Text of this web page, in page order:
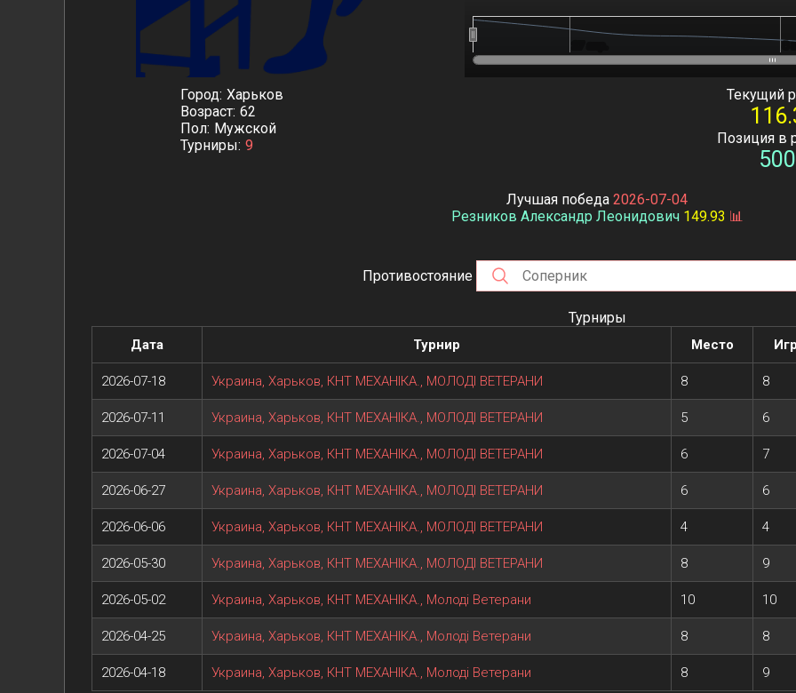
8
8
Город Харьков
Возраст 62
Пол Мужской
Турниры 9
Текущий
Позиция в
Лучшая победа 2026-07-04
Резников Александр Леонидович 149.93 📊
Противостояние
Турниры
Дата Турнир Место
2026-07-18 Украина, Харьков, КНТ МЕХАНІКА., МОЛОДІ ВЕТЕРАНИ 8 8
2026-07-11 Украина, Харьков, КНТ МЕХАНІКА., МОЛОДІ ВЕТЕРАНИ 5 6
2026-07-04 Украина, Харьков, КНТ МЕХАНІКА., МОЛОДІ ВЕТЕРАНИ 6 7
2026-06-27 Украина, Харьков, КНТ МЕХАНІКА., МОЛОДІ ВЕТЕРАНИ 6 6
2026-06-06 Украина, Харьков, КНТ МЕХАНІКА., МОЛОДІ ВЕТЕРАНИ 4 4
2026-05-30 Украина, Харьков, КНТ МЕХАНІКА., МОЛОДІ ВЕТЕРАНИ 8 9
2026-05-02 Украина, Харьков, КНТ МЕХАНІКА., Молоді Ветерани 10 10
2026-04-25 Украина, Харьков, КНТ МЕХАНІКА., Молоді Ветерани 8 8
2026-04-18 Украина, Харьков, КНТ МЕХАНІКА., Молоді Ветерани 8 9